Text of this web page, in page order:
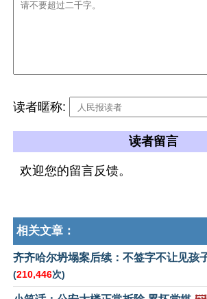
读者暱称:
读者留言
欢迎您的留言反馈。
相关文章：
齐齐哈尔坍塌案后续：不签字不让见孩
(210,446次)